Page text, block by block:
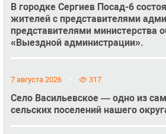
В городке Сергиев Посад-6
жителей с представителями
представителями министерства
«Выездной администрации».
7 августа 2026 317
Село Васильевское — одно из
сельских поселений нашего